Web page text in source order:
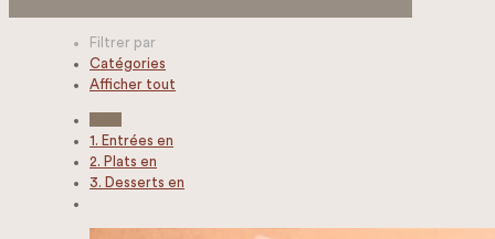
Filtrer par
Catégories
Afficher tout
1. Entrées en
2. Plats en
3. Desserts en